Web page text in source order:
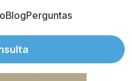
BlogPerguntas